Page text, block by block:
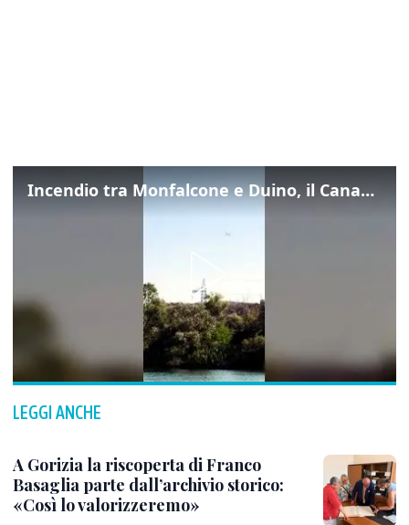
Incendio tra Monfalcone e Duino, il Canadair in azione per fermare le fiamme sul fronte dell’A4
LEGGI ANCHE
A Gorizia la riscoperta di Franco
Basaglia parte dall’archivio storico:
«Così lo valorizzeremo»